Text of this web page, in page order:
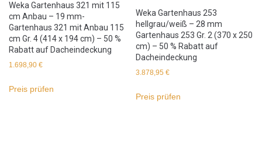
Weka Gartenhaus 321 mit 115
cm Anbau – 19 mm-
Gartenhaus 321 mit Anbau 115
cm Gr. 4 (414 x 194 cm) – 50 %
Rabatt auf Dacheindeckung
1.698,90 €
Preis prüfen
Weka Gartenhaus 253
hellgrau/weiß – 28 mm
Gartenhaus 253 Gr. 2 (370 x 250
cm) – 50 % Rabatt auf
Dacheindeckung
3.878,95€
Preis prüfen